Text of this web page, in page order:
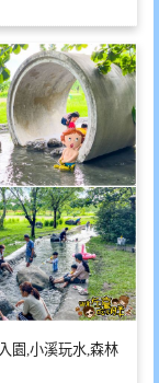
園,小溪玩水,森林